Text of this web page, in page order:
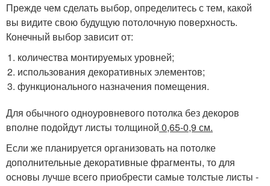
Прежде чем сделать выбор, определитесь с тем, какой
вы видите свою будущую потолочную поверхность.
Конечный выбор зависит от:
количества монтируемых уровней;
использования декоративных элементов;
функционального назначения помещения.
Для обычного одноуровневого потолка без декоров
вполне подойдут листы толщиной 0,65-0,9 см.
Если же планируется организовать на потолке
дополнительные декоративные фрагменты, то для
основы лучше всего приобрести самые толстые листы -